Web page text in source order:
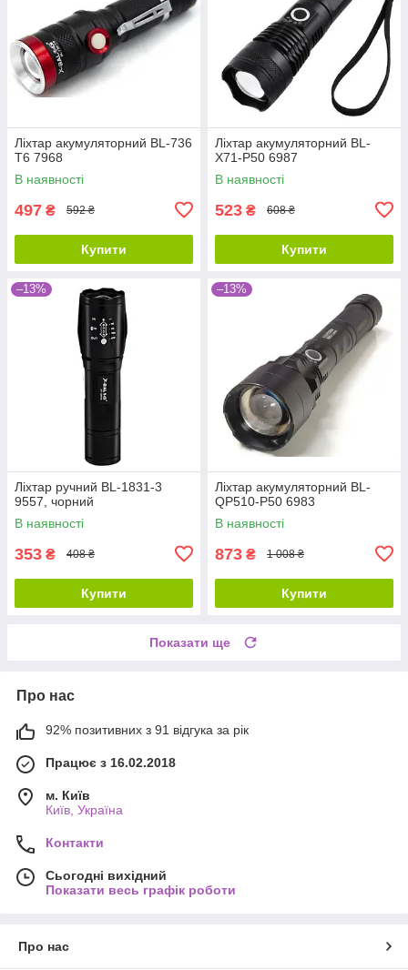
Ліхтар акумуляторний BL-736
T6 7968
В наявності
497 ₴ 592 ₴
Купити
Ліхтар акумуляторний BL-
X71-P50 6987
В наявності
523 ₴ 608 ₴
Купити
–13%
Ліхтар ручний BL-1831-3
9557, чорний
В наявності
353 ₴ 408 ₴
Купити
–13%
Ліхтар акумуляторний BL-
QP510-P50 6983
В наявності
873 ₴ 1 008 ₴
Купити
Показати ще
Про нас
92% позитивних з 91 відгука за рік
Працює з 16.02.2018
м. Київ
Київ, Україна
Контакти
Сьогодні вихідний
Показати весь графік роботи
Про нас